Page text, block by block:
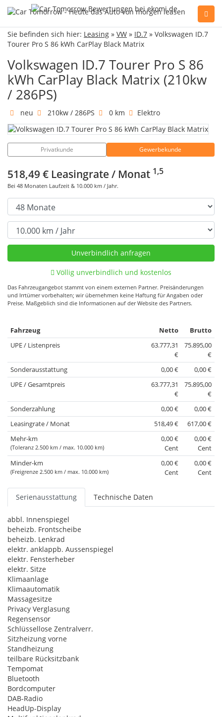
Sie befinden sich hier: Leasing » VW » ID.7 » Volkswagen ID.7
Tourer Pro S 86 kWh CarPlay Black Matrix
Volkswagen ID.7 Tourer Pro S 86
kWh CarPlay Black Matrix (210kw
/ 286PS)
neu 210kw / 286PS 0 km Elektro
Privatkunde Gewerbekunde
518,49 € Leasingrate / Monat 1,5
Bei 48 Monaten Laufzeit & 10.000 km / Jahr.
Völlig unverbindlich und kostenlos
Das Fahrzeugangebot stammt von einem externen Partner. Preisänderungen
und Irrtümer vorbehalten; wir übernehmen keine Haftung für Angaben oder
Preise. Maßgeblich sind die Informationen auf der Website des Partners.
Fahrzeug Netto
Brutto
UPE / Listenpreis
63.777,31
€
75.895,00
€
Sonderausstattung
0,00 €
0,00 €
UPE / Gesamtpreis
63.777,31
€
75.895,00
€
Sonderzahlung
0,00 €
0,00 €
Leasingrate / Monat
518,49 €
617,00 €
Mehr-km
(Toleranz 2.500 km / max. 10.000 km)
0,00 €
Cent
0,00 €
Cent
Minder-km
(Freigrenze 2.500 km / max. 10.000 km)
0,00 €
Cent
0,00 €
Cent
Serienausstattung Technische Daten
abbl. Innenspiegel
beheizb. Frontscheibe
beheizb. Lenkrad
elektr. anklappb. Aussenspiegel
elektr. Fensterheber
elektr. Sitze
Klimaanlage
Klimaautomatik
Massagesitze
Privacy Verglasung
Regensensor
Schlüssellose Zentralverr.
Sitzheizung vorne
Standheizung
teilbare Rücksitzbank
Tempomat
Bluetooth
Bordcomputer
DAB-Radio
HeadUp-Display
Sie haben Fragen, oder benötigen Hilfe?
Gerne beraten wir Sie persönlich am Telefon:
+49(0)89 74 83 59-10
Fahrzeug Konfigurator
Alle Hersteller
Kontakt